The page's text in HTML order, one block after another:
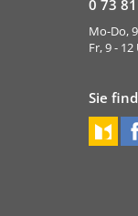
0 73
Mo-Do,
Fr, 9 - 12
Sie